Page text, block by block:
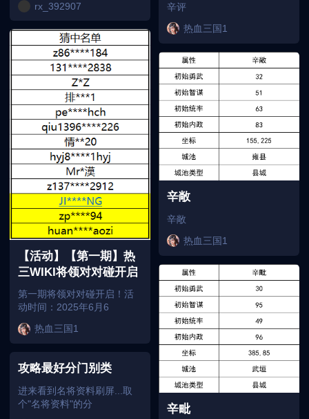
rx_392907
【活动】【第一期】热
三WIKI将领对对碰开启
第一期将领对对碰开启！活
动时间：2025年6月6
热血三国1
攻略最好分门别类
进来看到名将资料刷屏...取
个"名将资料"的分
辛评
热血三国1
辛敞
辛敞
热血三国1
辛毗